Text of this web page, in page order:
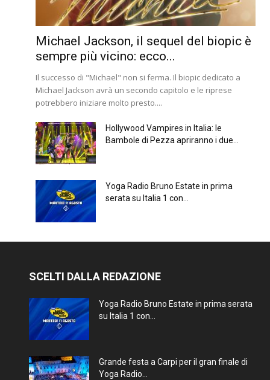
Michael Jackson, il sequel del biopic è
sempre più vicino: ecco...
Il successo di "Michael" non si ferma. Il biopic dedicato a
Michael Jackson avrà un secondo capitolo e le riprese
potrebbero iniziare molto presto....
Hollywood Vampires in Italia: le
Bambole di Pezza apriranno i due...
Yoga Radio Bruno Estate in prima
serata su Italia 1 con...
SCELTI DALLA REDAZIONE
Yoga Radio Bruno Estate in prima serata
su Italia 1 con...
Grande festa a Carpi per il gran finale di
Yoga Radio...